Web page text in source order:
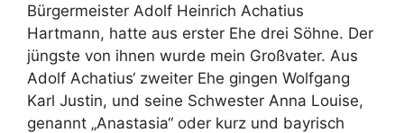
Bürgermeister Adolf Heinrich Achatius
Hartmann, hatte aus erster Ehe drei Söhne. Der
jüngste von ihnen wurde mein Großvater. Aus
Adolf Achatius‘ zweiter Ehe gingen Wolfgang
Karl Justin, und seine Schwester Anna Louise,
genannt „Anastasia“ oder kurz und bayrisch